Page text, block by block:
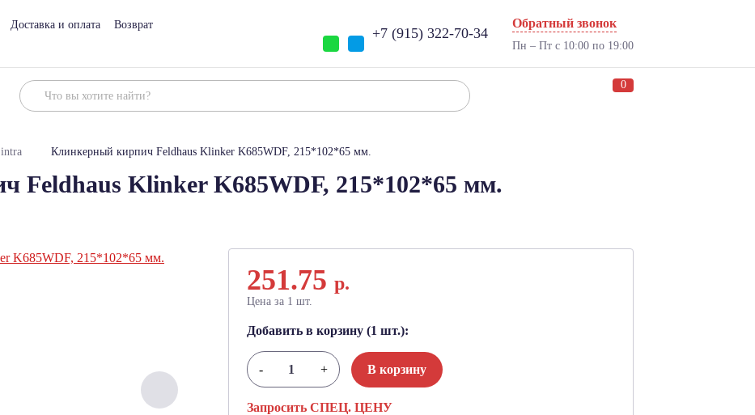
Доставка и оплата
Возврат
+7 (915) 322-70-34
Обратный звонок
Пн – Пт с 10:00 по 19:00
0
Клинкерный кирпич Feldhaus Klinker K685WDF, 215*102*65 мм.
Feldhaus Klinker K685WDF, 215*102*65 мм.
251.75 р.
Цена за 1 шт.
Добавить в корзину (1 шт.):
- + В корзину
Запросить СПЕЦ. ЦЕНУ